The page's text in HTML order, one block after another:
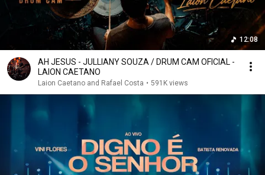
12:08
AH JESUS - JULLIANY SOUZA / DRUM CAM OFICIAL -
LAION CAETANO
Laion Caetano and Rafael Costa • 591K views